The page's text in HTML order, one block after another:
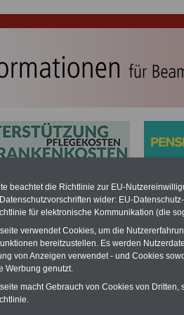
Besoldungstabellen für
und Richter,
und
für den Öffentlichen Dienst/Beamte:
- Kredite - Vorsorgen... auch mit
sichern
beachtet die Richtlinie zur EU-
wider: EU-
für elektronische Kommunikation (die
verwendet Cookies, um die
bereitzustellen. Es werden
von Anzeigen verwendet - und Cookies
Werbung genutzt.
macht Gebrauch von Cookies von